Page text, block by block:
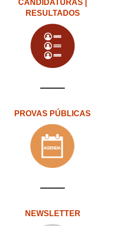
CANDIDATURAS |
RESULTADOS
PROVAS PÚBLICAS
NEWSLETTER